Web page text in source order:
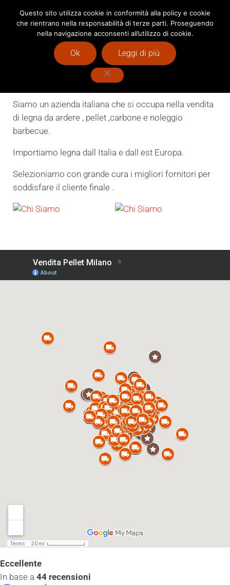
Vendita Pellet Milano : Vera Legna
Menu Header Search
Chi Siamo
Siamo un azienda italiana che si occupa nella vendita
di legna da ardere , pellet ,carbone e noleggio
barbecue.
Importiamo legna dall Italia e dall est Europa.
Selezioniamo con grande cura i migliori fornitori per
soddisfare il cliente finale .
Eccellente
In base a 44 recensioni
Questo sito utilizza cookie in conformità alla policy e cookie
che rientrano nella responsabilità di terze parti. Proseguendo
nella navigazione acconsenti all’utilizzo di cookie.
Ok Leggi di più